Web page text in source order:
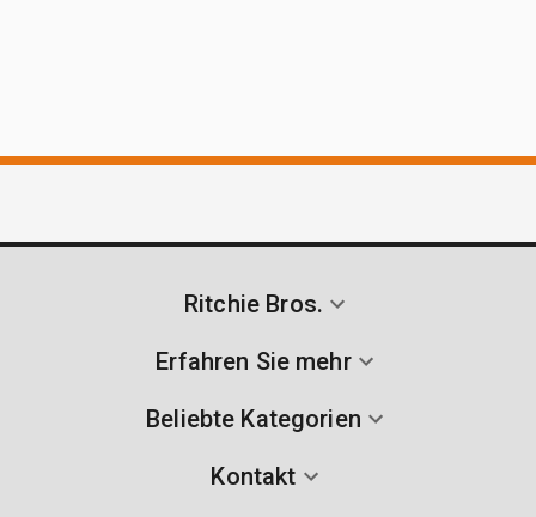
Ritchie Bros.
Erfahren Sie mehr
Beliebte Kategorien
Kontakt